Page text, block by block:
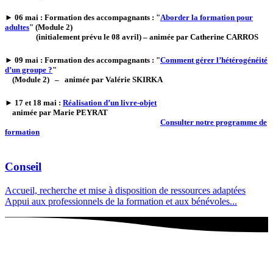
► 06 mai : Formation des accompagnants : "Aborder la formation pour
adultes" (Module 2)
(initialement prévu le 08 avril) – animée par Catherine CARROS
► 09 mai : Formation des accompagnants : "Comment gérer l’hétérogénéité
d’un groupe ?"
(Module 2) – animée par Valérie SKIRKA
► 17 et 18 mai : Réalisation d’un livre-objet
animée par Marie PEYRAT
Consulter notre programme de
formation
Conseil
Accueil, recherche et mise à disposition de ressources adaptées
Appui aux professionnels de la formation et aux bénévoles...